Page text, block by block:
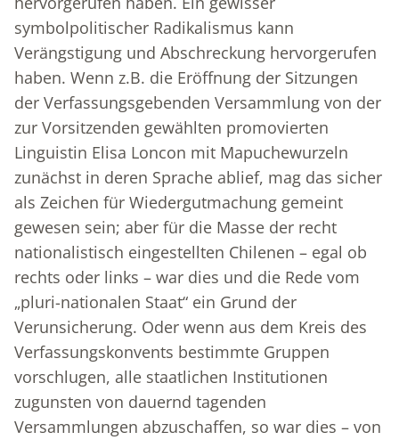
symbolpolitischer Radikalismus kann
Verängstigung und Abschreckung hervorgerufen
haben. Wenn z.B. die Eröffnung der Sitzungen
der Verfassungsgebenden Versammlung von der
zur Vorsitzenden gewählten promovierten
Linguistin Elisa Loncon mit Mapuchewurzeln
zunächst in deren Sprache ablief, mag das sicher
als Zeichen für Wiedergutmachung gemeint
gewesen sein; aber für die Masse der recht
nationalistisch eingestellten Chilenen – egal ob
rechts oder links – war dies und die Rede vom
„pluri-nationalen Staat“ ein Grund der
Verunsicherung. Oder wenn aus dem Kreis des
Verfassungskonvents bestimmte Gruppen
vorschlugen, alle staatlichen Institutionen
zugunsten von dauernd tagenden
Versammlungen abzuschaffen, so war dies – von